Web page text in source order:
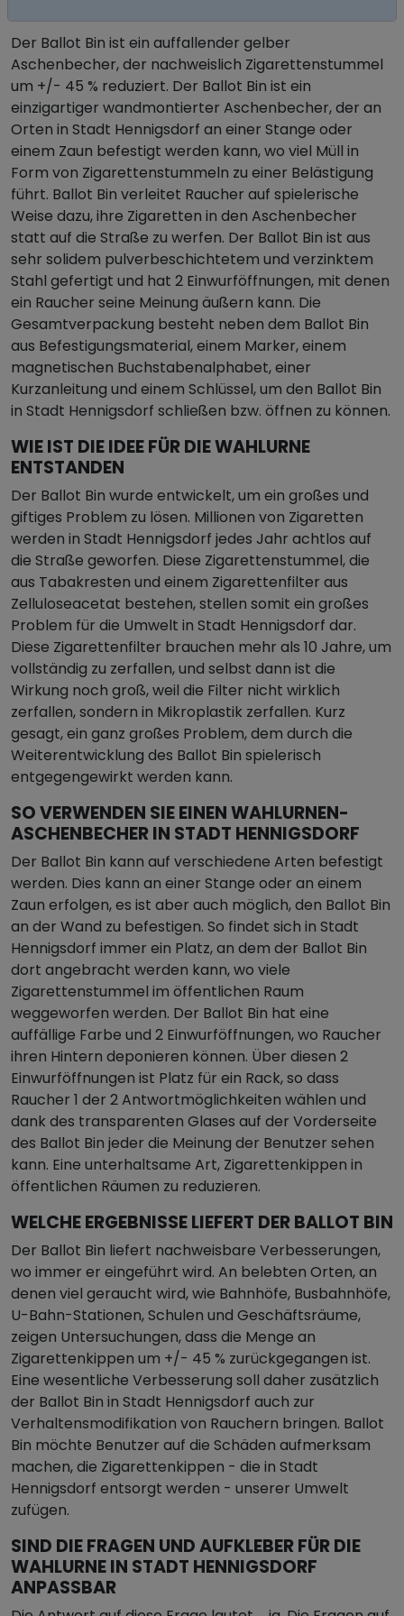
Der Ballot Bin ist ein auffallender gelber
Aschenbecher, der nachweislich Zigarettenstummel
um +/- 45 % reduziert. Der Ballot Bin ist ein
einzigartiger wandmontierter Aschenbecher, der an
Orten in Stadt Hennigsdorf an einer Stange oder
einem Zaun befestigt werden kann, wo viel Müll in
Form von Zigarettenstummeln zu einer Belästigung
führt. Ballot Bin verleitet Raucher auf spielerische
Weise dazu, ihre Zigaretten in den Aschenbecher
statt auf die Straße zu werfen. Der Ballot Bin ist aus
sehr solidem pulverbeschichtetem und verzinktem
Stahl gefertigt und hat 2 Einwurföffnungen, mit denen
ein Raucher seine Meinung äußern kann. Die
Gesamtverpackung besteht neben dem Ballot Bin
aus Befestigungsmaterial, einem Marker, einem
magnetischen Buchstabenalphabet, einer
Kurzanleitung und einem Schlüssel, um den Ballot Bin
in Stadt Hennigsdorf schließen bzw. öffnen zu können.
WIE IST DIE IDEE FÜR DIE WAHLURNE
ENTSTANDEN
Der Ballot Bin wurde entwickelt, um ein großes und
giftiges Problem zu lösen. Millionen von Zigaretten
werden in Stadt Hennigsdorf jedes Jahr achtlos auf
die Straße geworfen. Diese Zigarettenstummel, die
aus Tabakresten und einem Zigarettenfilter aus
Zelluloseacetat bestehen, stellen somit ein großes
Problem für die Umwelt in Stadt Hennigsdorf dar.
Diese Zigarettenfilter brauchen mehr als 10 Jahre, um
vollständig zu zerfallen, und selbst dann ist die
Wirkung noch groß, weil die Filter nicht wirklich
zerfallen, sondern in Mikroplastik zerfallen. Kurz
gesagt, ein ganz großes Problem, dem durch die
Weiterentwicklung des Ballot Bin spielerisch
entgegengewirkt werden kann.
SO VERWENDEN SIE EINEN WAHLURNEN-
ASCHENBECHER IN STADT HENNIGSDORF
Der Ballot Bin kann auf verschiedene Arten befestigt
werden. Dies kann an einer Stange oder an einem
Zaun erfolgen, es ist aber auch möglich, den Ballot Bin
an der Wand zu befestigen. So findet sich in Stadt
Hennigsdorf immer ein Platz, an dem der Ballot Bin
dort angebracht werden kann, wo viele
Zigarettenstummel im öffentlichen Raum
weggeworfen werden. Der Ballot Bin hat eine
auffällige Farbe und 2 Einwurföffnungen, wo Raucher
ihren Hintern deponieren können. Über diesen 2
Einwurföffnungen ist Platz für ein Rack, so dass
Raucher 1 der 2 Antwortmöglichkeiten wählen und
dank des transparenten Glases auf der Vorderseite
des Ballot Bin jeder die Meinung der Benutzer sehen
kann. Eine unterhaltsame Art, Zigarettenkippen in
öffentlichen Räumen zu reduzieren.
WELCHE ERGEBNISSE LIEFERT DER BALLOT BIN
Der Ballot Bin liefert nachweisbare Verbesserungen,
wo immer er eingeführt wird. An belebten Orten, an
denen viel geraucht wird, wie Bahnhöfe, Busbahnhöfe,
U-Bahn-Stationen, Schulen und Geschäftsräume,
zeigen Untersuchungen, dass die Menge an
Zigarettenkippen um +/- 45 % zurückgegangen ist.
Eine wesentliche Verbesserung soll daher zusätzlich
der Ballot Bin in Stadt Hennigsdorf auch zur
Verhaltensmodifikation von Rauchern bringen. Ballot
Bin möchte Benutzer auf die Schäden aufmerksam
machen, die Zigarettenkippen - die in Stadt
Hennigsdorf entsorgt werden - unserer Umwelt
zufügen.
SIND DIE FRAGEN UND AUFKLEBER FÜR DIE
WAHLURNE IN STADT HENNIGSDORF
ANPASSBAR